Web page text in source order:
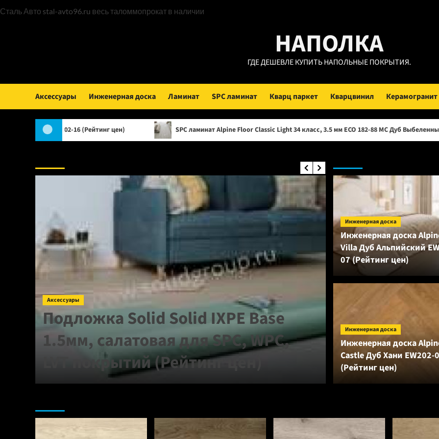
Сталь Авто stal-avto96.ru весь таломмопрокат в наличии
НАПОЛКА
ГДЕ ДЕШЕВЛЕ КУПИТЬ НАПОЛЬНЫЕ ПОКРЫТИЯ.
Аксессуары Инженерная доска Ламинат SPC ламинат Кварц паркет Кварцвинил Керамогранит
1002-16 (Рейтинг цен) SPC ламинат Alpine Floor Classic Light 34 класс, 3.5 мм ECO 182-88 МС Дуб Выбеленный (Рейтинг цен)
Аксессуары
Подложка Solid Solid IXPE Base
1.5мм, салатовая для SPC, WPC,
LVT покрытий (Рейтинг цен)
Подложка
оранжевая
покрытий
Инженерная доска
Инженерная доска
Villa Дуб Альпийский
07 (Рейтинг цен)
Инженерная доска
Инженерная доска
Castle Дуб Хани EW202-
(Рейтинг цен)